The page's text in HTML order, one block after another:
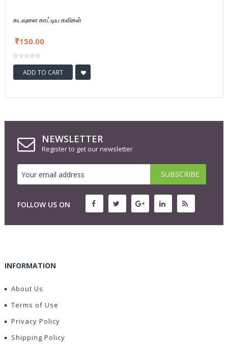
கடவுளை காட்டிய கவிகள்
150.00
ADD TO CART
NEWSLETTER
Register to get our newsletter
FOLLOW US ON
INFORMATION
About Us
Terms of Use
Privacy Policy
Shipping Policy